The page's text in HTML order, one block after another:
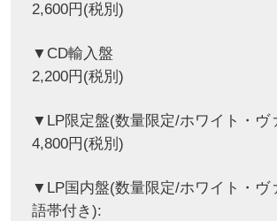
2,600円(税別)
▼CD輸入盤
2,200円(税別)
▼LP限定盤(数量限定/ホワイト・ヴ
4,800円(税別)
▼LP国内盤(数量限定/ホワイト・ヴ
語帯付き):